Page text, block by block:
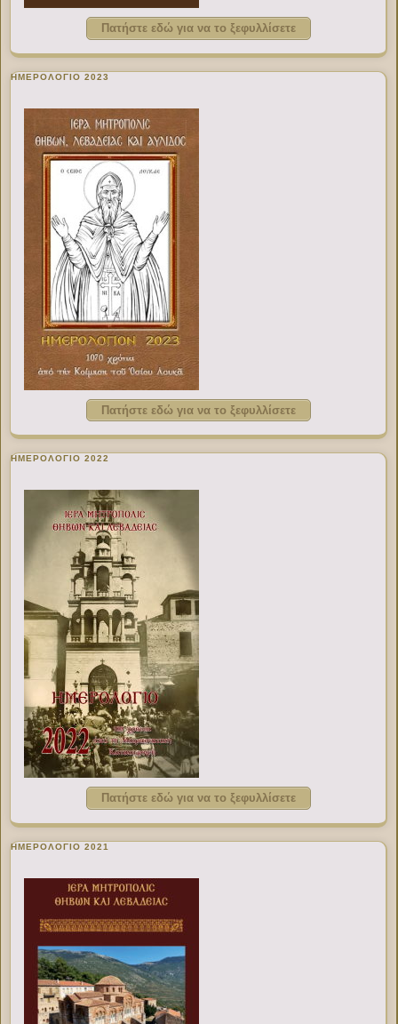
Πατήστε εδώ για να το ξεφυλλίσετε
ΗΜΕΡΟΛΟΓΙΟ 2023
Πατήστε εδώ για να το ξεφυλλίσετε
ΗΜΕΡΟΛΟΓΙΟ 2022
Πατήστε εδώ για να το ξεφυλλίσετε
ΗΜΕΡΟΛΟΓΙΟ 2021